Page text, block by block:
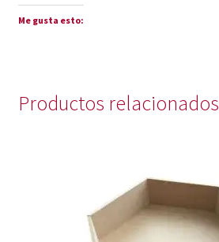
Me gusta esto:
Productos relacionados